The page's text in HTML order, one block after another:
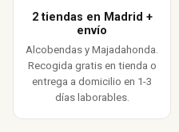
2 tiendas en Madrid +
envío
Alcobendas y Majadahonda.
Recogida gratis en tienda o
entrega a domicilio en 1-3
días laborables.